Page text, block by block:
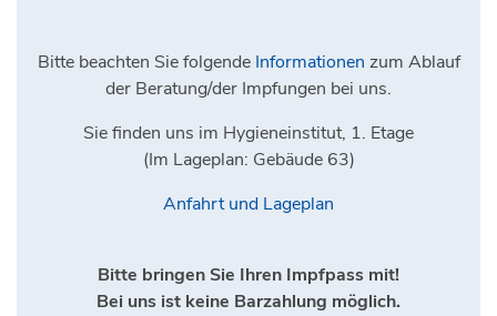
Bitte beachten Sie folgende Informationen zum Ablauf
der Beratung/der Impfungen bei uns.
Sie finden uns im Hygieneinstitut, 1. Etage
(Im Lageplan: Gebäude 63)
Anfahrt und Lageplan
Bitte bringen Sie Ihren Impfpass mit!
Bei uns ist keine Barzahlung möglich.